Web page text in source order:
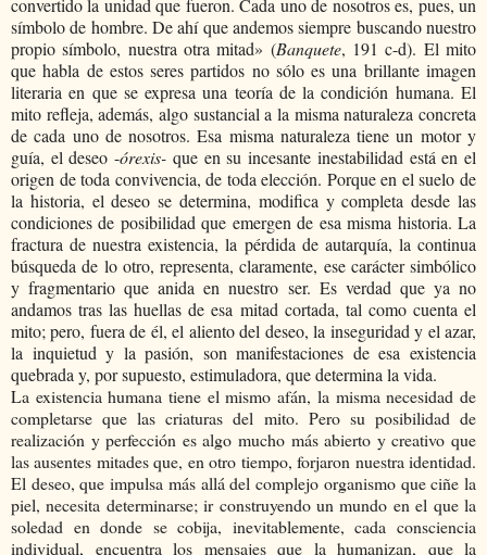
convertido la unidad que fueron. Cada uno de nosotros es, pues, un
símbolo de hombre. De ahí que andemos siempre buscando nuestro
propio símbolo, nuestra otra mitad» (Banquete, 191 c-d). El mito
que habla de estos seres partidos no sólo es una brillante imagen
literaria en que se expresa una teoría de la condición humana. El
mito refleja, además, algo sustancial a la misma naturaleza concreta
de cada uno de nosotros. Esa misma naturaleza tiene un motor y
guía, el deseo -órexis- que en su incesante inestabilidad está en el
origen de toda convivencia, de toda elección. Porque en el suelo de
la historia, el deseo se determina, modifica y completa desde las
condiciones de posibilidad que emergen de esa misma historia. La
fractura de nuestra existencia, la pérdida de autarquía, la continua
búsqueda de lo otro, representa, claramente, ese carácter simbólico
y fragmentario que anida en nuestro ser. Es verdad que ya no
andamos tras las huellas de esa mitad cortada, tal como cuenta el
mito; pero, fuera de él, el aliento del deseo, la inseguridad y el azar,
la inquietud y la pasión, son manifestaciones de esa existencia
quebrada y, por supuesto, estimuladora, que determina la vida.
La existencia humana tiene el mismo afán, la misma necesidad de
completarse que las criaturas del mito. Pero su posibilidad de
realización y perfección es algo mucho más abierto y creativo que
las ausentes mitades que, en otro tiempo, forjaron nuestra identidad.
El deseo, que impulsa más allá del complejo organismo que ciñe la
piel, necesita determinarse; ir construyendo un mundo en el que la
soledad en donde se cobija, inevitablemente, cada consciencia
individual, encuentra los mensajes que la humanizan, que la